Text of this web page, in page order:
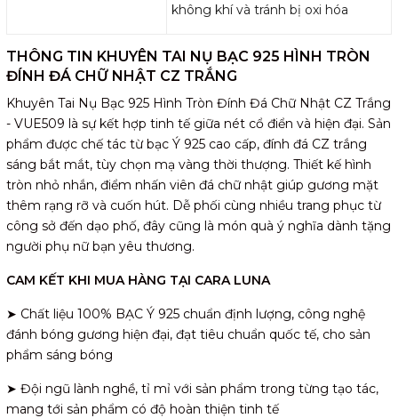
không khí và tránh bị oxi hóa
THÔNG TIN KHUYÊN TAI NỤ BẠC 925 HÌNH TRÒN
ĐÍNH ĐÁ CHỮ NHẬT CZ TRẮNG
Khuyên Tai Nụ Bạc 925 Hình Tròn Đính Đá Chữ Nhật CZ Trắng
- VUE509 là sự kết hợp tinh tế giữa nét cổ điển và hiện đại. Sản
phẩm được chế tác từ bạc Ý 925 cao cấp, đính đá CZ trắng
sáng bắt mắt, tùy chọn mạ vàng thời thượng. Thiết kế hình
tròn nhỏ nhắn, điểm nhấn viên đá chữ nhật giúp gương mặt
thêm rạng rỡ và cuốn hút. Dễ phối cùng nhiều trang phục từ
công sở đến dạo phố, đây cũng là món quà ý nghĩa dành tặng
người phụ nữ bạn yêu thương.
CAM KẾT KHI MUA HÀNG TẠI CARA LUNA
➤ Chất liệu 100% BẠC Ý 925 chuẩn định lượng, công nghệ
đánh bóng gương hiện đại, đạt tiêu chuẩn quốc tế, cho sản
phẩm sáng bóng
➤ Đội ngũ lành nghề, tỉ mỉ với sản phẩm trong từng tạo tác,
mang tới sản phẩm có độ hoàn thiện tinh tế